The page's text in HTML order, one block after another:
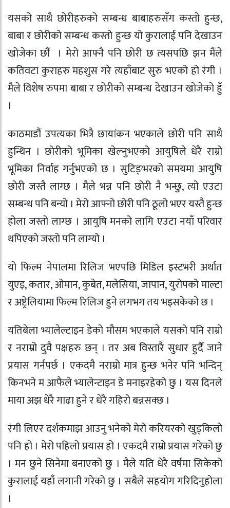
यसको साथै छोरीहरुको सम्बन्ध बाबाहरुसँग कस्तो हुन्छ,
बाबा र छोरीको सम्बन्ध कस्तो हुन्छ यो कुरालाई पनि देखाउन
खोजेका छौं । मेरो आफ्नै पनि छोरी छ त्यसपछि झन मैंले
कतिवटा कुराहरु महशुस गरे त्यहाँबाट सुरु भएको हो रंगी ।
मैले विशेष रुपमा बाबा र छोरीको सम्बन्ध देखाउन खोजेको हुँ
।
काठमाडौं उपत्यका भित्रै छायांकन भएकाले छोरी पनि साथै
हुन्थिन । छोरीको भूमिका खेल्नुभएको आयुषिले धेरै राम्रो
भूमिका निर्वाह गर्नुभएको छ । सुटिङ्भरको समयमा आयुषि
छोरी जस्तै लाग्छ । मैले भन्न पनि छोरी नै भन्छु, त्यो एउटा
सम्बन्ध पनि बन्यो । मेरो आफ्नो छोरी पनि ठूलो भएर यस्तै हुन्छ
होला जस्तो लाग्छ । आयुषि मनको लागि एउटा नयाँ परिवार
थपिएको जस्तो पनि लाग्यो ।
यो फिल्म नेपालमा रिलिज भएपछि मिडिल इस्टभरी अर्थात
युएइ, कतार, ओमान, कुबेत, मलेसिया, जापान, युरोपको माल्टा
र अष्ट्रेलियामा फिल्म रिलिज हुने लगभग तय भइसकेको छ ।
यतिबेला भ्यालेल्टाइन डेको मौसम भएकाले यसको पनि राम्रो
र नराम्रो दुवै पक्षहरु छन् । तर अब विस्तारै सुधार हुदैँ जाने
प्रयास गर्नपर्छ । एकदमै नराम्रो मात्र हुन्छ भनेर पनि भन्दिन्
किनभने म आफैले भ्यालेन्टाइन डे मनाइरहेको छु । यस दिनले
माया अझ धेरै गाढा हुने र धेरै गहिरो बन्नसक्छ ।
रंगी लिएर दर्शकमाझ आउनु भनेको मेरो करियरको खुड्किलो
पनि हो । मेरो पहिलो प्रयास हो । एकदमै राम्रो प्रयास गरेको छु
। मन छुने सिनेमा बनाएको छु । मैले यति धेरै वर्षमा सिकेको
कुरालाई यहाँ लगानी गरेको छु । सबैले सहयोग गरिदिनुहोला
।